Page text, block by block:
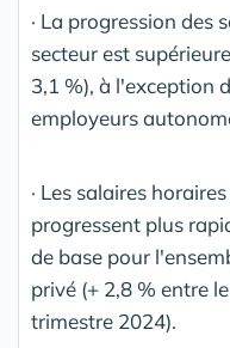
· La progression des
secteur est
3,1 %), à l'exception
employeurs
· Les salaires
progressent plus
de base pour
privé (+ 2,8 % entre
trimestre 2024).